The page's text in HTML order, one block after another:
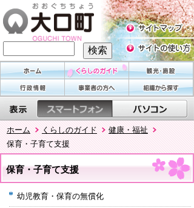
ホーム くらしのガイド
健康・福祉
保育・子育て支援
保育・子育て支援
幼児教育・保育の無償化